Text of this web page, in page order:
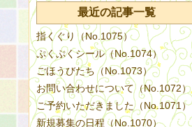
最近の記事一覧
指くぐり（No.1075）
ぷくぷくシール（No.1074）
ごほうびたち（No.1073）
お問い合わせについて（No.1072）
ご予約いただきました（No.1071）
新規募集の日程（No.1070）